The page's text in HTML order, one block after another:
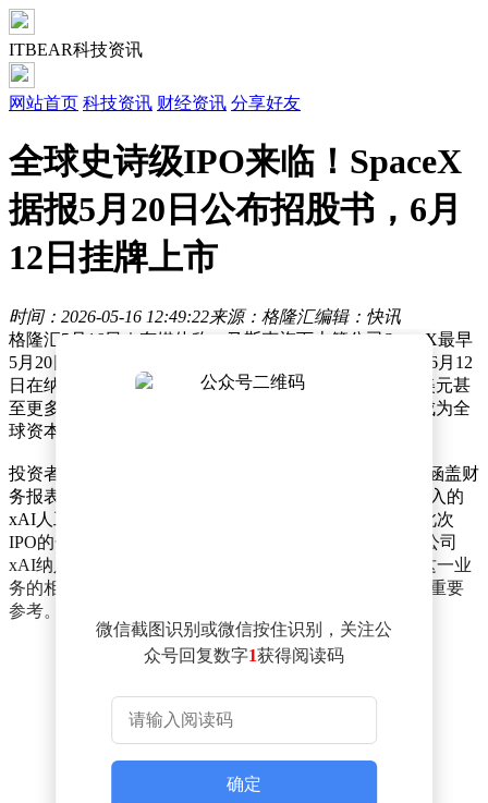
ITBEAR科技资讯
网站首页 科技资讯 财经资讯 分享好友
全球史诗级IPO来临！SpaceX
据报5月20日公布招股书，6月
12日挂牌上市
时间：2026-05-16 12:49:22来源：格隆汇编辑：快讯
格隆汇5月16日｜有媒体称，马斯克旗下火箭公司SpaceX最早
5月20日(下周三)公布招股书，6月4日启动路演，最早于6月12
日在纳斯达克正式挂牌上市，预计融资规模高达800亿美元甚
至更多，估值超过2万亿美元。若计划顺利推进，这会成为全
球资本市场有史以来规模最大的IPO。
投资者对招股说明书的披露内容高度关注。相关文件将涵盖财
务报表、SpaceX旗下各业务板块详情——包括近期新纳入的
xAI人工智能业务——以及公司股权架构等核心信息。此次
IPO的一大看点在于，SpaceX已将马斯克旗下人工智能公司
xAI纳入旗下业务版图。招股说明书将首次向公众披露这一业
务的相关财务细节，为投资者评估SpaceX整体估值提供重要
参考。
微信截图识别或微信按住识别，关注公
众号回复数字1获得阅读码
确定